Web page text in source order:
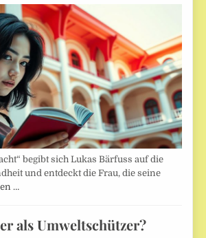
begibt sich Lukas Bärfuss auf die
und entdeckt die Frau, die seine
…
als Umweltschützer?